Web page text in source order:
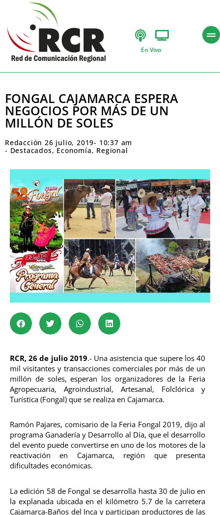
En Vivo
FONGAL CAJAMARCA ESPERA
NEGOCIOS POR MÁS DE UN
MILLÓN DE SOLES
Redacción 26 julio, 2019- 10:37 am
- Destacados, Economía, Regional
RCR, 26 de julio 2019.- Una asistencia que supere los 40
mil visitantes y transacciones comerciales por más de un
millón de soles, esperan los organizadores de la Feria
Agropecuaria, Agroindustrial, Artesanal, Folclórica y
Turística (Fongal) que se realiza en Cajamarca.
Ramón Pajares, comisario de la Feria Fongal 2019, dijo al
programa Ganadería y Desarrollo al Día, que el desarrollo
del evento puede convertirse en uno de los motores de la
reactivación en Cajamarca, región que presenta
dificultades económicas.
La edición 58 de Fongal se desarrolla hasta 30 de julio en
la explanada ubicada en el kilómetro 5.7 de la carretera
Cajamarca-Baños del Inca y participan productores de las